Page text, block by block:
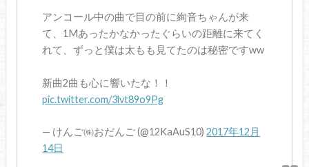
アンコール中の曲で目の前に絢音ちゃんが来
て、1Mあったかなかったぐらいの距離に来てく
れて、ずっと僕は太もも見てたのは秘密ですww
新曲2曲も心に響いたな！！
pic.twitter.com/3lvt89o9Pg
— けんご㈱おだんご (@12KaAuS10)2017年12月
14日